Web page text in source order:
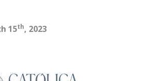
15th, 2023